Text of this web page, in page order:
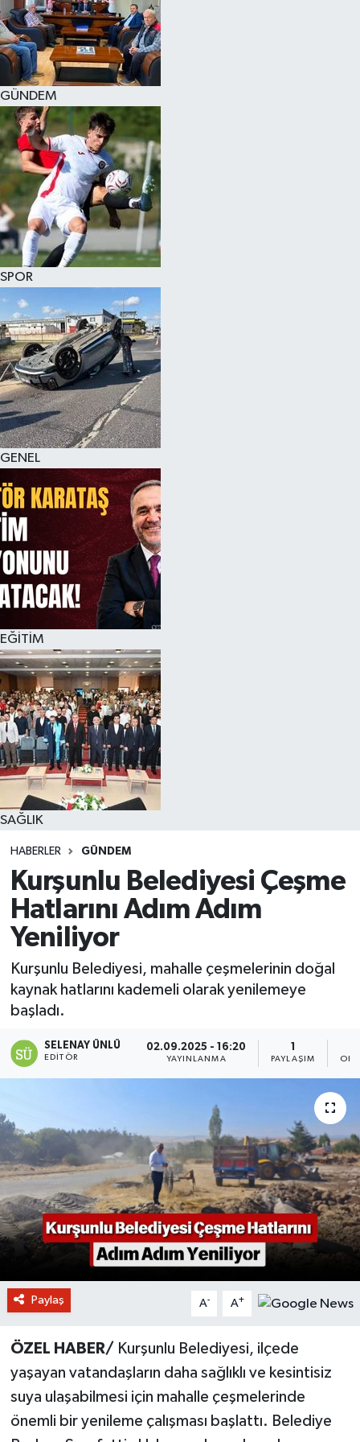
GÜNDEM
SPOR
GENEL
EĞİTİM
SAĞLIK
HABERLER GÜNDEM
Kurşunlu Belediyesi Çeşme
Hatlarını Adım Adım
Yeniliyor
Kurşunlu Belediyesi, mahalle çeşmelerinin doğal
kaynak hatlarını kademeli olarak yenilemeye
başladı.
SELENAY ÜNLÜ
EDITÖR
02.09.2025 - 16:20
YAYINLANMA PAYLAŞIM
Paylaş A- A+
ÖZEL HABER/ Kurşunlu Belediyesi, ilçede
yaşayan vatandaşların daha sağlıklı ve kesintisiz
suya ulaşabilmesi için mahalle çeşmelerinde
önemli bir yenileme çalışması başlattı. Belediye
KÜLTÜR SANAT
MAGAZİN
SAĞLIK
SİYASET
SPOR
TEKNOLOJİ
YAŞAM